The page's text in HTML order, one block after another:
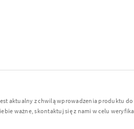
aktualny z chwilą wprowadzenia produktu
ważne, skontaktuj się z nami w celu